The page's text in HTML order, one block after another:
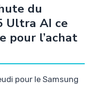
du
Ultra AI ce
pour l’achat
pour le Samsung